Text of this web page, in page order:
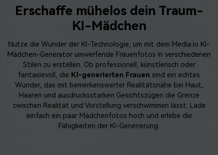
Barbie Filter
Erschaffe mühelos dein Traum-
KI-Mädchen
Nutze die Wunder der KI-Technologie, um mit dem Media.io KI-
Mädchen-Generator umwerfende Frauenfotos in verschiedenen
Stilen zu erstellen. Ob professionell, künstlerisch oder
fantasievoll, die KI-generierten Frauen sind ein echtes
Wunder, das mit bemerkenswerter Realitätsnähe bei Haut,
Haaren und ausdrucksstarken Gesichtszügen die Grenze
zwischen Realität und Vorstellung verschwimmen lässt. Lade
einfach ein paar Mädchenfotos hoch und erlebe die
Fähigkeiten der KI-Generierung.